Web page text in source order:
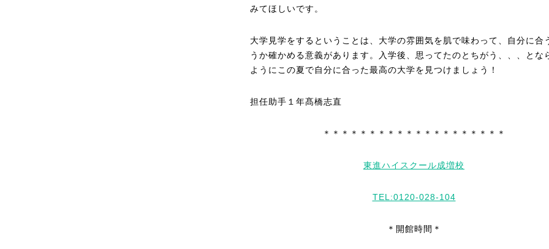
みてほしいです。
大学見学をするということは、大学の雰囲気を肌で味わって、自分に合
うか確かめる意義があります。入学後、思ってたのとちがう、、、とな
ようにこの夏で自分に合った最高の大学を見つけましょう！
担任助手１年髙橋志直
＊＊＊＊＊＊＊＊＊＊＊＊＊＊＊＊＊＊＊＊
東進ハイスクール成増校
TEL:0120-028-104
＊開館時間＊